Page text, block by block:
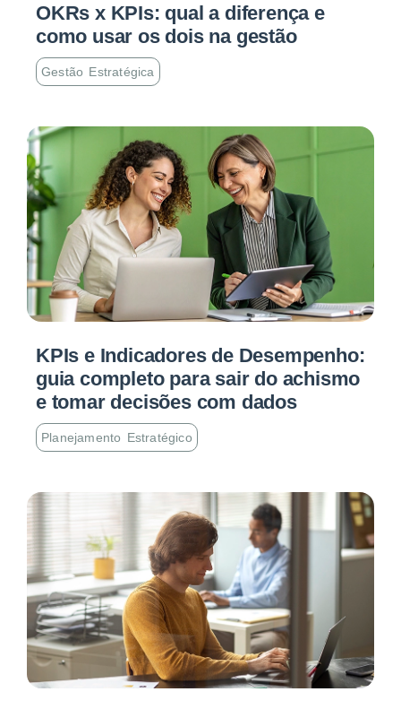
OKRs x KPIs: qual a diferença e
como usar os dois na gestão
Gestão Estratégica
KPIs e Indicadores de Desempenho:
guia completo para sair do achismo
e tomar decisões com dados
Planejamento Estratégico